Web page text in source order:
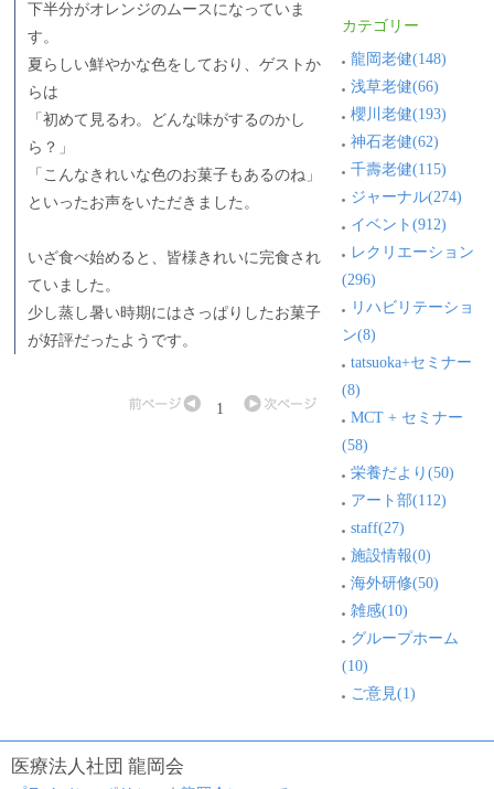
下半分がオレンジのムースになっていま
す。
夏らしい鮮やかな色をしており、ゲストか
らは
「初めて見るわ。どんな味がするのかし
ら？」
「こんなきれいな色のお菓子もあるのね」
といったお声をいただきました。
いざ食べ始めると、皆様きれいに完食され
ていました。
少し蒸し暑い時期にはさっぱりしたお菓子
が好評だったようです。
1
カテゴリー
龍岡老健(148)
浅草老健(66)
櫻川老健(193)
神石老健(62)
千壽老健(115)
ジャーナル(274)
イベント(912)
レクリエーション
(296)
リハビリテーショ
ン(8)
tatsuoka+セミナー
(8)
MCT + セミナー
(58)
栄養だより(50)
アート部(112)
staff(27)
施設情報(0)
海外研修(50)
雑感(10)
グループホーム
(10)
ご意見(1)
医療法人社団 龍岡会